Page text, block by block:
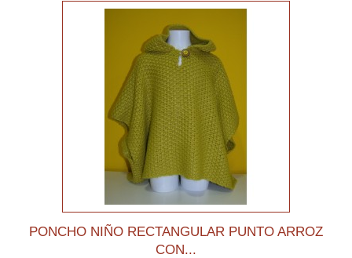
PONCHO NIÑO RECTANGULAR PUNTO ARROZ
CON...